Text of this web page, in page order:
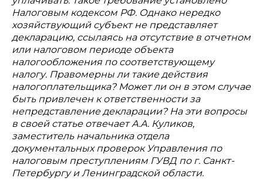
Налоговым кодексом РФ. Однако нередко
хозяйствующий субъект не представляет
декларацию, ссылаясь на отсутствие в отчетном
или налоговом периоде объекта
налогообложения по соответствующему
налогу. Правомерны ли такие действия
налогоплательщика? Может ли он в этом случае
быть привлечен к ответственности за
непредставление декларации? На эти вопросы
в своей статье отвечает А.А. Куликов,
заместитель начальника отдела
документальных проверок Управления по
налоговым преступлениям ГУВД по г. Санкт-
Петербургу и Ленинградской области.